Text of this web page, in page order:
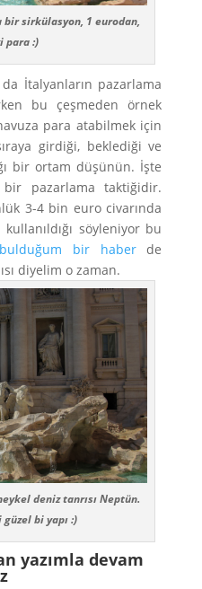
sirkülasyon, 1 eurodan,
para :)
İtalyanların pazarlama
bu çeşmeden örnek
para atabilmek için
girdiği, beklediği ve
bir ortam düşünün. İşte
pazarlama taktiğidir.
3-4 bin euro civarında
söyleniyor bu
bulduğum bir haberde
diyelim o zaman.
deniz tanrısı Neptün.
bi yapı :)
yazımla devam